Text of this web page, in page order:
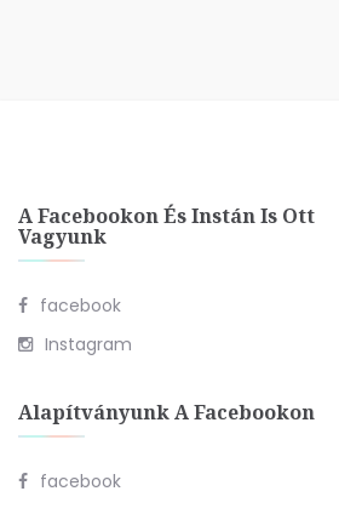
A Facebookon És Instán Is Ott
Vagyunk
facebook
Instagram
Alapítványunk A Facebookon
facebook